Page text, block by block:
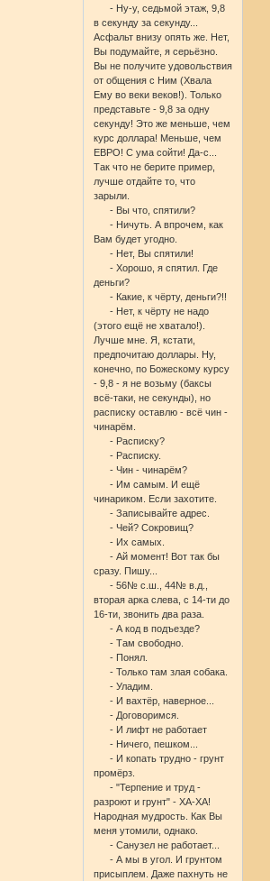
- Ну-у, седьмой этаж, 9,8
в секунду за секунду...
Асфальт внизу опять же. Нет,
Вы подумайте, я серьёзно.
Вы не получите удовольствия
от общения с Ним (Хвала
Ему во веки веков!). Только
представьте - 9,8 за одну
секунду! Это же меньше, чем
курс доллара! Меньше, чем
ЕВРО! С ума сойти! Да-с...
Так что не берите пример,
лучше отдайте то, что
зарыли.
- Вы что, спятили?
- Ничуть. А впрочем, как
Вам будет угодно.
- Нет, Вы спятили!
- Хорошо, я спятил. Где
деньги?
- Какие, к чёрту, деньги?!!
- Нет, к чёрту не надо
(этого ещё не хватало!).
Лучше мне. Я, кстати,
предпочитаю доллары. Ну,
конечно, по Божескому курсу
- 9,8 - я не возьму (баксы
всё-таки, не секунды), но
расписку оставлю - всё чин -
чинарём.
- Расписку?
- Расписку.
- Чин - чинарём?
- Им самым. И ещё
чинариком. Если захотите.
- Записывайте адрес.
- Чей? Сокровищ?
- Их самых.
- Ай момент! Вот так бы
сразу. Пишу...
- 56№ с.ш., 44№ в.д.,
вторая арка слева, с 14-ти до
16-ти, звонить два раза.
- А код в подъезде?
- Там свободно.
- Понял.
- Только там злая собака.
- Уладим.
- И вахтёр, наверное...
- Договоримся.
- И лифт не работает
- Ничего, пешком...
- И копать трудно - грунт
промёрз.
- "Терпение и труд -
разроют и грунт" - ХА-ХА!
Народная мудрость. Как Вы
меня утомили, однако.
- Санузел не работает...
- А мы в угол. И грунтом
присыплем. Даже пахнуть не